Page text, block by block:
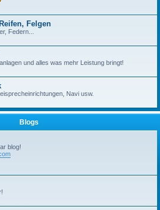
Felgen
Federn...
und alles was mehr Leistung bringt!
Navi usw.
Blogs
blog!